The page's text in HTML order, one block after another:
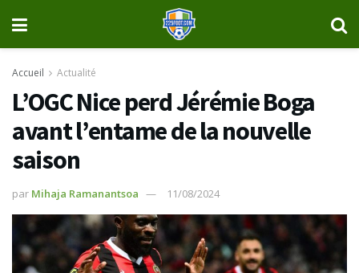
Accueil Actualité
L’OGC Nice perd Jérémie Boga
avant l’entame de la nouvelle
saison
par Mihaja Ramanantsoa 11/08/2024